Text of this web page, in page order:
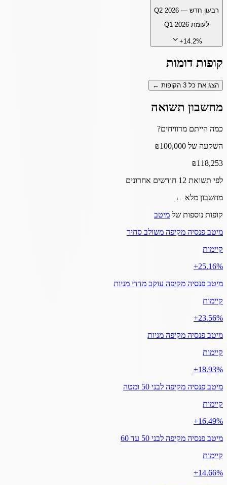
רבעון חדש — Q2 2026
לעומתQ1 2026
+14.2%
קופות דומות
הצג את כל 3 הקופות ←
מחשבון תשואה
כמה הייתם מרוויחים?
השקעה של ₪100,000
₪118,253
לפי תשואת 12 חודשים אחרונים
מחשבון מלא ←
קופות נוספות של מיטב
מיטב פנסיה מקיפה משולב סחיר
קיימות
‎+25.16%
מיטב פנסיה מקיפה עוקב מדדי מניות
קיימות
‎+23.56%
מיטב פנסיה מקיפה מניות
קיימות
‎+18.93%
מיטב פנסיה מקיפה לבני 50 ומטה
קיימות
‎+16.49%
מיטב פנסיה מקיפה לבני 50 עד 60
קיימות
‎+14.66%